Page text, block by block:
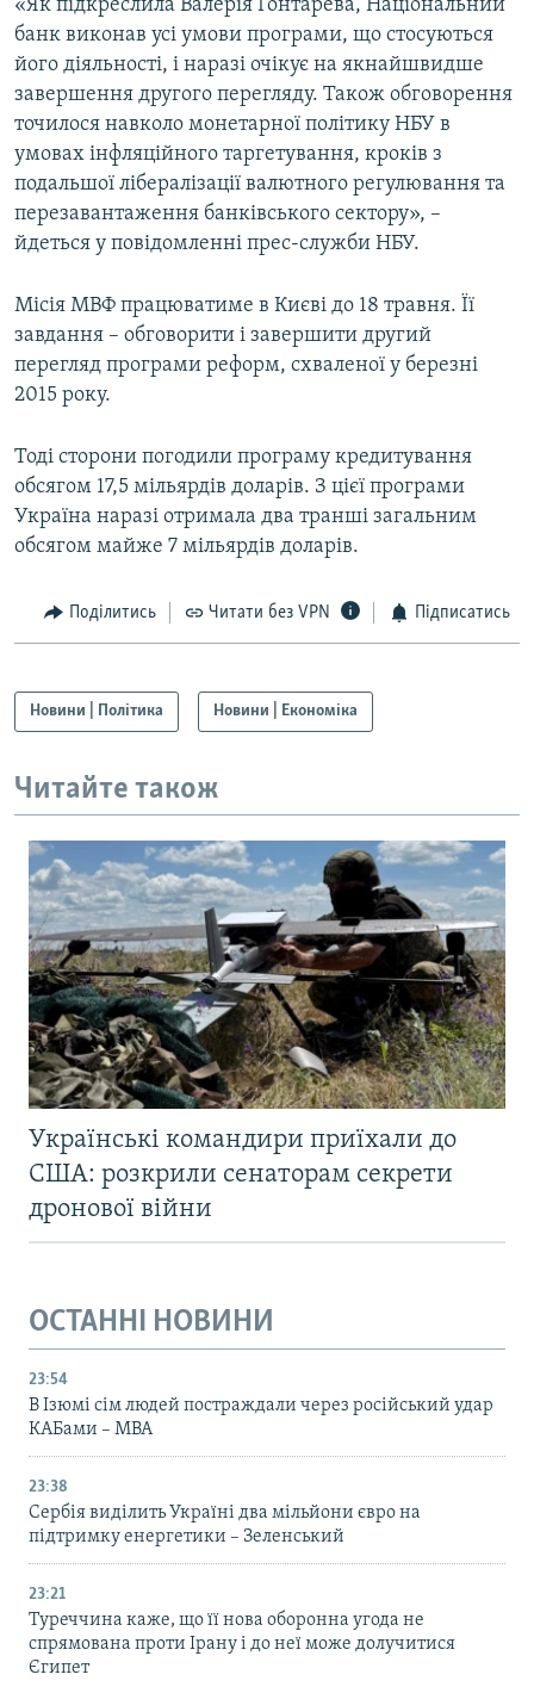
Усі сайти RFE/RL
«Як підкреслила Валерія Гонтарева, Національний
банк виконав усі умови програми, що стосуються
його діяльності, і наразі очікує на якнайшвидше
завершення другого перегляду. Також обговорення
точилося навколо монетарної політику НБУ в
умовах інфляційного таргетування, кроків з
подальшої лібералізації валютного регулювання та
перезавантаження банківського сектору», –
йдеться у повідомленні прес-служби НБУ.
Місія МВФ працюватиме в Києві до 18 травня. Її
завдання – обговорити і завершити другий
перегляд програми реформ, схваленої у березні
2015 року.
Тоді сторони погодили програму кредитування
обсягом 17,5 мільярдів доларів. З цієї програми
Україна наразі отримала два транші загальним
обсягом майже 7 мільярдів доларів.
Поділитись Читати без VPN Підписатись
Новини | Політика Новини | Економіка
Читайте також
Українські командири приїхали до
США: розкрили сенаторам секрети
дронової війни
ОСТАННІ НОВИНИ
23:54
В Ізюмі сім людей постраждали через російський удар
КАБами – МВА
23:38
Сербія виділить Україні два мільйони євро на
підтримку енергетики – Зеленський
23:21
Туреччина каже, що її нова оборонна угода не
спрямована проти Ірану і до неї може долучитися
Єгипет